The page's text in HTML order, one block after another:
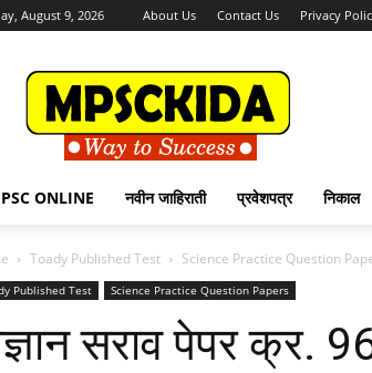
August 9, 2026 About Us Contact Us Privacy
MPSCKida.com
सर्व
नवीन
जाहिराती
Letest
Jobs
ONLINE नवीन जाहिराती प्रवेशपत्र निकाल
Toady Published Test Science Practice Question
Published Test Science Practice Question Papers
सराव पेपर क्र. 96